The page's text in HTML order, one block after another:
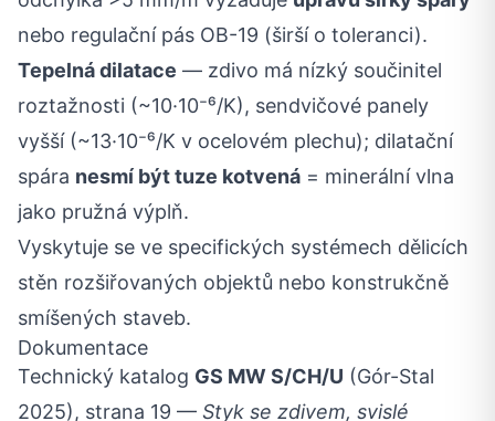
nebo regulační pás OB-19 (širší o toleranci).
Tepelná dilatace — zdivo má nízký součinitel
roztažnosti (~10·10⁻⁶/K), sendvičové panely
vyšší (~13·10⁻⁶/K v ocelovém plechu); dilatační
spára nesmí být tuze kotvená = minerální vlna
jako pružná výplň.
Vyskytuje se ve specifických systémech dělicích
stěn rozšiřovaných objektů nebo konstrukčně
smíšených staveb.
Dokumentace
Technický katalog GS MW S/CH/U (Gór-Stal
2025), strana 19 — Styk se zdivem, svislé